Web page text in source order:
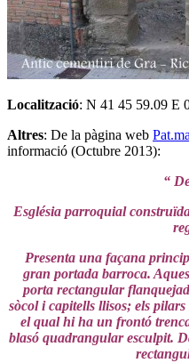
Localització: N 41 45 59.09 E
Altres: De la pàgina web
informació (Octubre 2013):
“
Església parroquial
Presenta una façana
gran portada barroca.
porta rectangular
sòcol i capitells llisos; els
el qual hi ha un frontó
blasó quadrangular esculpit.